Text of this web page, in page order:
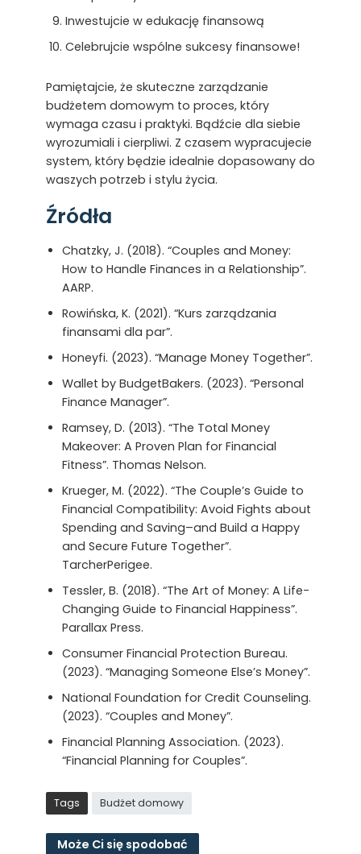
Inwestujcie w edukację finansową
Celebrujcie wspólne sukcesy finansowe!
Pamiętajcie, że skuteczne zarządzanie
budżetem domowym to proces, który
wymaga czasu i praktyki. Bądźcie dla siebie
wyrozumiali i cierpliwi. Z czasem wypracujecie
system, który będzie idealnie dopasowany do
waszych potrzeb i stylu życia.
Źródła
Chatzky, J. (2018). “Couples and Money:
How to Handle Finances in a Relationship”.
AARP.
Rowińska, K. (2021). “Kurs zarządzania
finansami dla par”.
Honeyfi. (2023). “Manage Money Together”.
Wallet by BudgetBakers. (2023). “Personal
Finance Manager”.
Ramsey, D. (2013). “The Total Money
Makeover: A Proven Plan for Financial
Fitness”. Thomas Nelson.
Krueger, M. (2022). “The Couple’s Guide to
Financial Compatibility: Avoid Fights about
Spending and Saving–and Build a Happy
and Secure Future Together”.
TarcherPerigee.
Tessler, B. (2018). “The Art of Money: A Life-
Changing Guide to Financial Happiness”.
Parallax Press.
Consumer Financial Protection Bureau.
(2023). “Managing Someone Else’s Money”.
National Foundation for Credit Counseling.
(2023). “Couples and Money”.
Financial Planning Association. (2023).
“Financial Planning for Couples”.
Tags Budżet domowy
Może Ci się spodobać